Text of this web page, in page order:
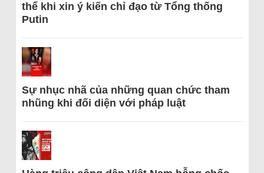
thể khi xin ý kiến chỉ đạo từ Tổng thống
Putin
Sự nhục nhã của những quan chức tham
nhũng khi đối diện với pháp luật